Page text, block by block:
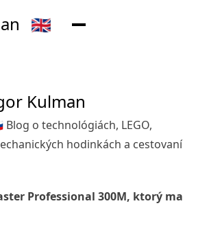
🇬🇧
Kulman
Blog o technológiách, LEGO,
hodinkách a cestovaní
Professional 300M, ktorý ma